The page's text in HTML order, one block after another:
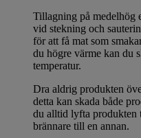
Tillagning på medelhög
vid stekning och
för att få mat som
du högre värme kan du
temperatur.
Dra aldrig produkten
detta kan skada både
du alltid lyfta produkten
brännare till en annan.